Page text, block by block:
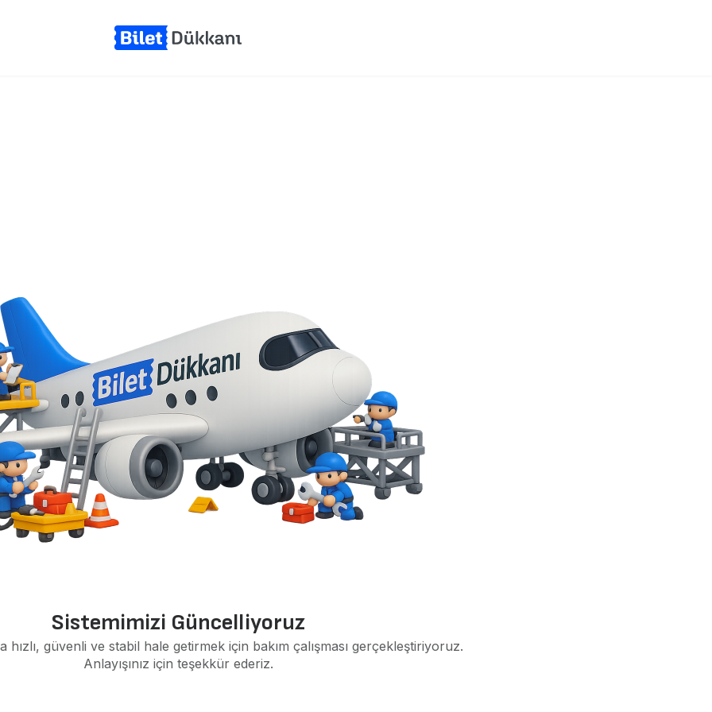
Sistemimizi Güncelliyoruz
hızlı, güvenli ve stabil hale getirmek için bakım çalışması gerçekleştiriyoruz.
Anlayışınız için teşekkür ederiz.